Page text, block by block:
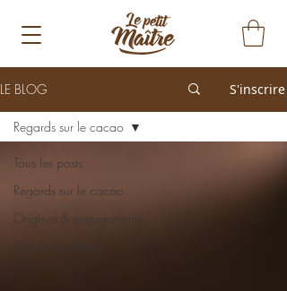
LE BLOG S'inscrire
Tous les posts
Regards sur le cacao
Origines & engagements
Regards sur le cacao